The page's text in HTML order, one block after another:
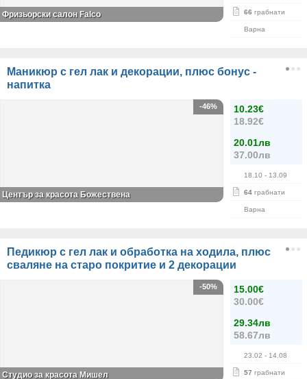
66 грабнати
Варна
Фризьорски салон Falco
Маникюр с гел лак и декорации, плюс бонус -
напитка
10.23€
18.92€
20.01лв
37.00лв
18.10 - 13.09
64 грабнати
Варна
-46%
Център за красота Божествена
Педикюр с гел лак и обработка на ходила, плюс
сваляне на старо покритие и 2 декорации
15.00€
30.00€
29.34лв
58.67лв
23.02 - 14.08
57 грабнати
-50%
Студио за красота Мишел